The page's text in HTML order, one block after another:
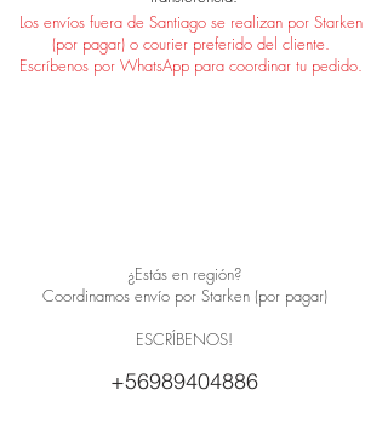
Los envíos fuera de Santiago se realizan por Starken
(por pagar) o courier preferido del cliente.
Escríbenos por WhatsApp para coordinar tu pedido.
¿Estás en región?
Coordinamos envío por Starken (por pagar)
ESCRÍBENOS!
+56989404886